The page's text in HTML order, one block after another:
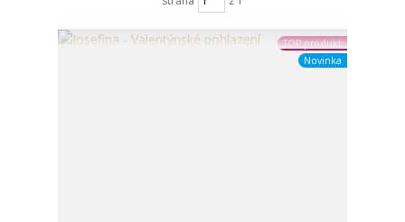
TOP produkt
Novinka